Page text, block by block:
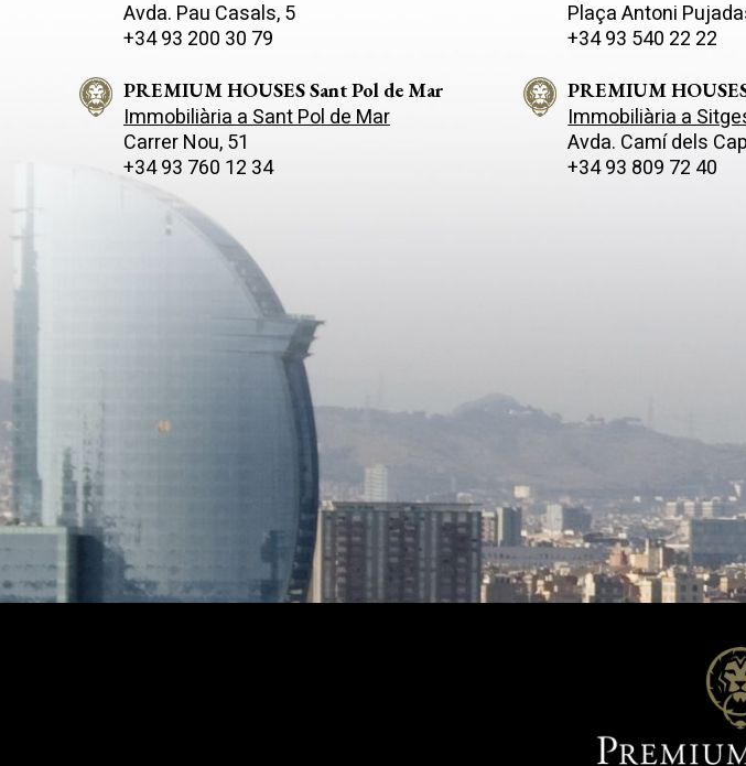
Avda. Pau Casals, 5
+34 93 200 30 79
Plaça Antoni
+34 93 540 22 22
PREMIUM HOUSES Sant Pol de Mar
Immobiliària a Sant Pol de Mar
Carrer Nou, 51
+34 93 760 12 34
PREMIUM
Immobiliària a
Avda. Camí­ dels
+34 93 809 72 40